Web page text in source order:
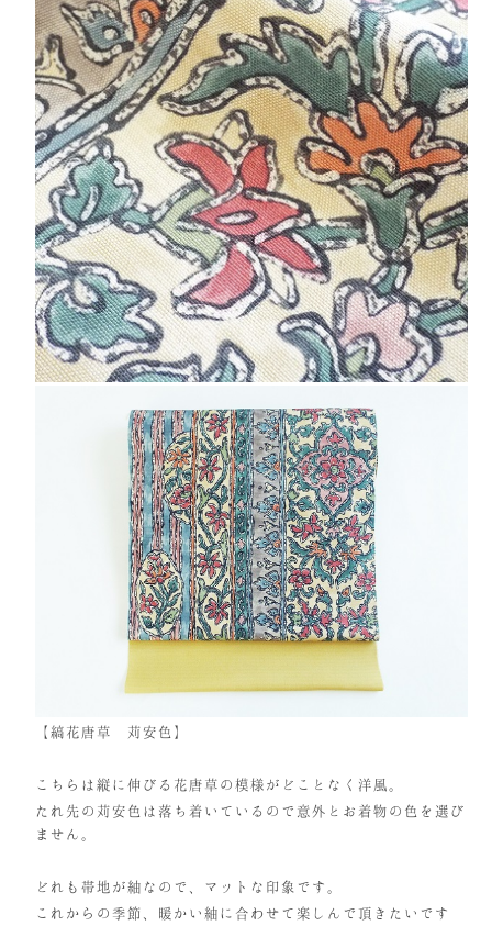
【縞花唐草 苅安色】
こちらは縦に伸びる花唐草の模様がどことなく洋風。
たれ先の苅安色は落ち着いているので意外とお着物の色を選び
ません。
どれも帯地が紬なので、マットな印象です。
これからの季節、暖かい紬に合わせて楽しんで頂きたいです